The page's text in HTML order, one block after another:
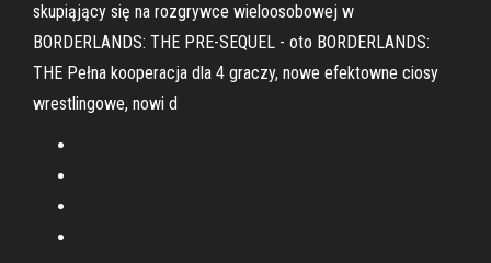
skupiąjący się na rozgrywce wieloosobowej w
BORDERLANDS: THE PRE-SEQUEL - oto BORDERLANDS:
THE Pełna kooperacja dla 4 graczy, nowe efektowne ciosy
wrestlingowe, nowi d